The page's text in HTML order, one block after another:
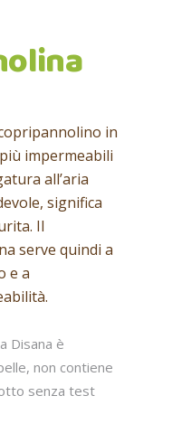
in
impermeabili
all’aria
significa
Il
serve quindi a
e a
Disana è
non contiene
senza test